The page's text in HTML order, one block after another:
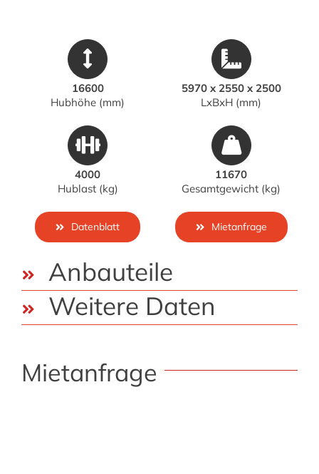
16600
Hubhöhe (mm)
4000
Hublast (kg)
Datenblatt
5970 x 2550 x 2500
LxBxH (mm)
11670
Gesamtgewicht (kg)
Mietanfrage
Anbauteile
Weitere Daten
Mietanfrage